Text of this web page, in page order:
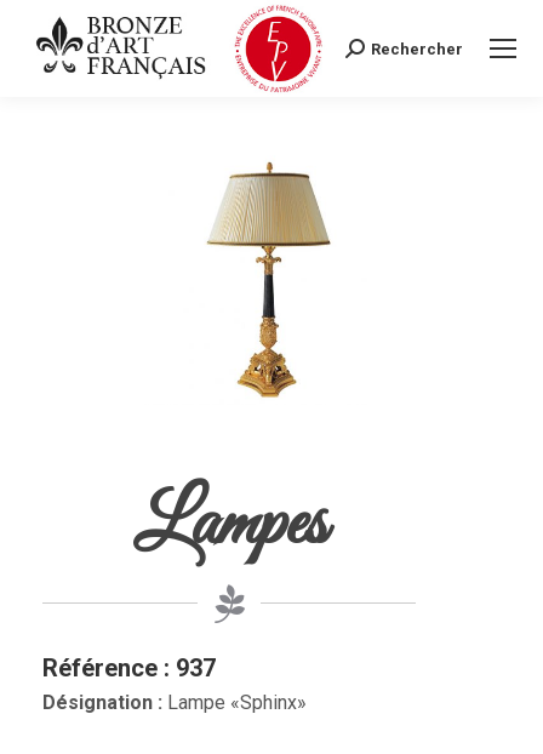
Search:Rechercher
Lampes
Référence : 937
Désignation : Lampe «Sphinx»